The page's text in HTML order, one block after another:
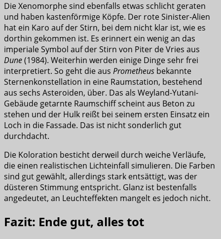
Die Xenomorphe sind ebenfalls etwas schlicht geraten
und haben kastenförmige Köpfe. Der rote Sinister-Alien
hat ein Karo auf der Stirn, bei dem nicht klar ist, wie es
dorthin gekommen ist. Es erinnert ein wenig an das
imperiale Symbol auf der Stirn von Piter de Vries aus
Dune(1984). Weiterhin werden einige Dinge sehr frei
interpretiert. So geht die aus Prometheus bekannte
Sternenkonstellation in eine Raumstation, bestehend
aus sechs Asteroiden, über. Das als Weyland-Yutani-
Gebäude getarnte Raumschiff scheint aus Beton zu
stehen und der Hulk reißt bei seinem ersten Einsatz ein
Loch in die Fassade. Das ist nicht sonderlich gut
durchdacht.
Die Koloration besticht derweil durch weiche Verläufe,
die einen realistischen Lichteinfall simulieren. Die Farben
sind gut gewählt, allerdings stark entsättigt, was der
düsteren Stimmung entspricht. Glanz ist bestenfalls
angedeutet, an Leuchteffekten mangelt es jedoch nicht.
Fazit: Ende gut, alles tot